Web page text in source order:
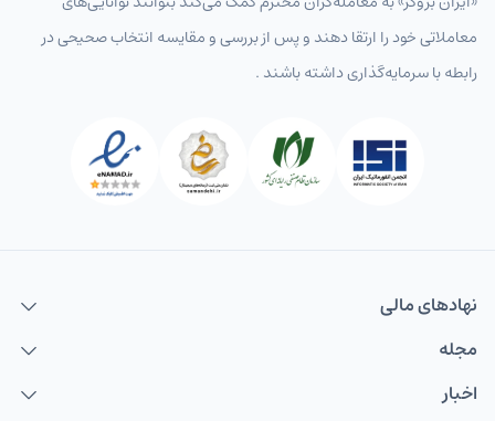
معاملاتی خود را ارتقا دهند و پس از بررسی و مقایسه انتخاب‌ صحیحی در
رابطه با سرمایه‌گذاری داشته باشند .
نهاد‌های مالی
مجله
اخبار